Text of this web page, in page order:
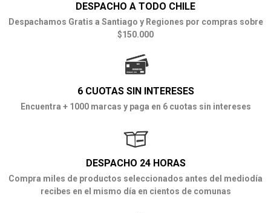
DESPACHO A TODO CHILE
Despachamos Gratis a Santiago y Regiones por compras sobre
$150.000
6 CUOTAS SIN INTERESES
Encuentra + 1000 marcas y paga en 6 cuotas sin intereses
DESPACHO 24 HORAS
Compra miles de productos seleccionados antes del mediodía
recibes en el mismo día en cientos de comunas